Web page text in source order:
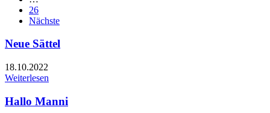
26
Nächste
Neue Sättel
18.10.2022
Weiterlesen
Hallo Manni